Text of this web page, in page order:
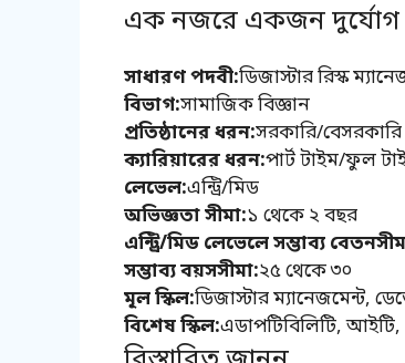
এক নজরে একজন দুর্যোগ
সাধারণ পদবী:ডিজাস্টার রিস্ক
বিভাগ:সামাজিক বিজ্ঞান
প্রতিষ্ঠানের ধরন:সরকারি/বেসরকারি
ক্যারিয়ারের ধরন:পার্ট টাইম/ফুল
লেভেল:এন্ট্রি/মিড
অভিজ্ঞতা সীমা:১ থেকে ২ বছর
এন্ট্রি/মিড লেভেলে সম্ভাব্য
সম্ভাব্য বয়সসীমা:২৫ থেকে ৩০
মূল স্কিল:ডিজাস্টার ম্যানেজমেন্ট,
বিশেষ স্কিল:এডাপটিবিলিটি, আইটি,